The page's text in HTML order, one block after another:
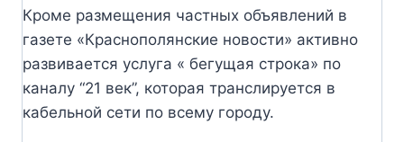
Кроме размещения частных объявлений в
газете «Краснополянские новости» активно
развивается услуга « бегущая строка» по
каналу “21 век”, которая транслируется в
кабельной сети по всему городу.